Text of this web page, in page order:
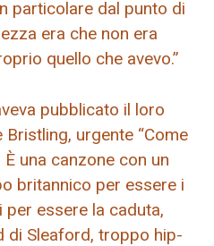
particolare dal punto di
era che non era
quello che avevo.”
pubblicato il loro
urgente “Come
una canzone con un
britannico per essere i
essere la caduta,
di Sleaford, troppo hip-